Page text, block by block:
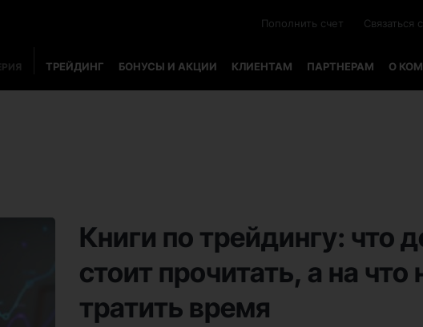
Пополнить счет Связаться
ТРЕЙДИНГ БОНУСЫ И АКЦИИ КЛИЕНТАМ ПАРТНЕРАМ О
Книги по трейдингу: что
стоит прочитать, а на
тратить время